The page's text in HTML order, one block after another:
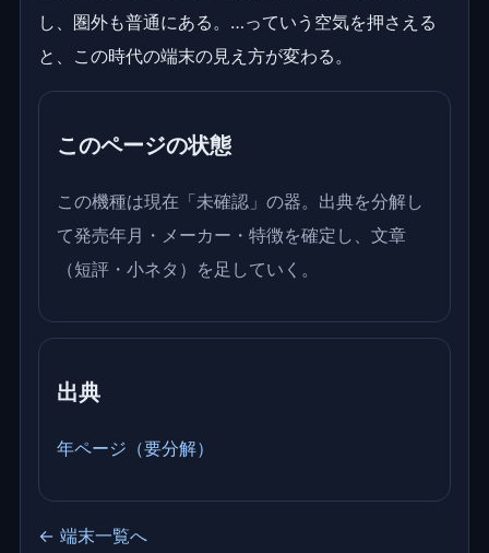
し、圏外も普通にある。…っていう空気を押さえる
と、この時代の端末の見え方が変わる。
このページの状態
この機種は現在「未確認」の器。出典を分解し
て発売年月・メーカー・特徴を確定し、文章
（短評・小ネタ）を足していく。
出典
年ページ（要分解）
← 端末一覧へ